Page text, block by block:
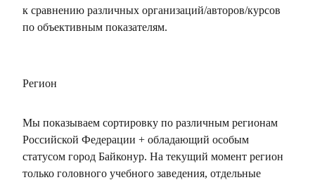
к сравнению различных организаций/авторов/курсов
по объективным показателям.
Регион
Мы показываем сортировку по различным регионам
Российской Федерации + обладающий особым
статусом город Байконур. На текущий момент регион
только головного учебного заведения, отдельные